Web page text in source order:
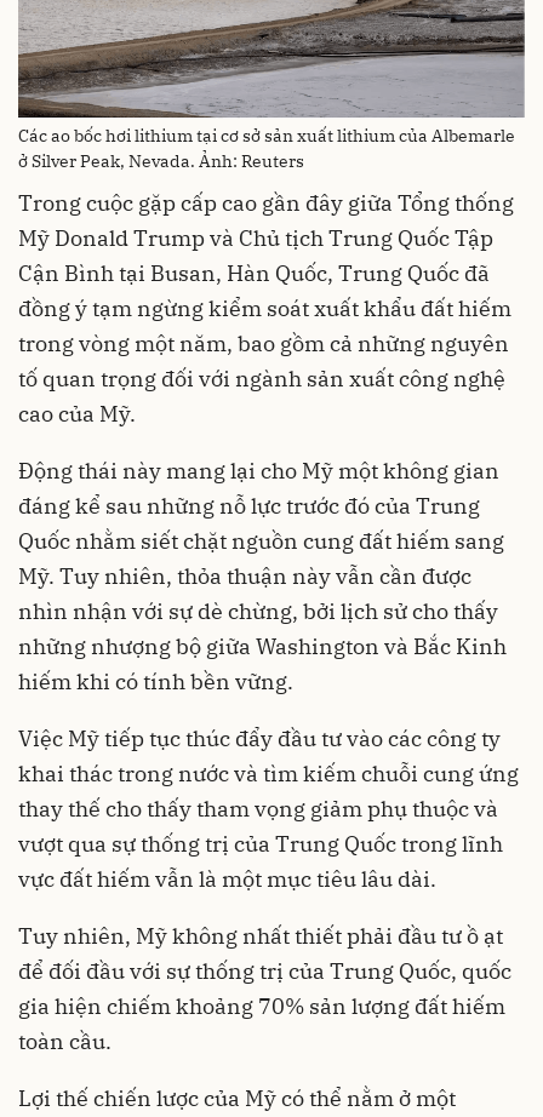
Các ao bốc hơi lithium tại cơ sở sản xuất lithium của Albemarle
ở Silver Peak, Nevada. Ảnh: Reuters
Trong cuộc gặp cấp cao gần đây giữa Tổng thống
Mỹ Donald Trump và Chủ tịch Trung Quốc Tập
Cận Bình tại Busan, Hàn Quốc, Trung Quốc đã
đồng ý tạm ngừng kiểm soát xuất khẩu đất hiếm
trong vòng một năm, bao gồm cả những nguyên
tố quan trọng đối với ngành sản xuất công nghệ
cao của Mỹ.
Động thái này mang lại cho Mỹ một không gian
đáng kể sau những nỗ lực trước đó của Trung
Quốc nhằm siết chặt nguồn cung đất hiếm sang
Mỹ. Tuy nhiên, thỏa thuận này vẫn cần được
nhìn nhận với sự dè chừng, bởi lịch sử cho thấy
những nhượng bộ giữa Washington và Bắc Kinh
hiếm khi có tính bền vững.
Việc Mỹ tiếp tục thúc đẩy đầu tư vào các công ty
khai thác trong nước và tìm kiếm chuỗi cung ứng
thay thế cho thấy tham vọng giảm phụ thuộc và
vượt qua sự thống trị của Trung Quốc trong lĩnh
vực đất hiếm vẫn là một mục tiêu lâu dài.
Tuy nhiên, Mỹ không nhất thiết phải đầu tư ồ ạt
để đối đầu với sự thống trị của Trung Quốc, quốc
gia hiện chiếm khoảng 70% sản lượng đất hiếm
toàn cầu.
Lợi thế chiến lược của Mỹ có thể nằm ở một